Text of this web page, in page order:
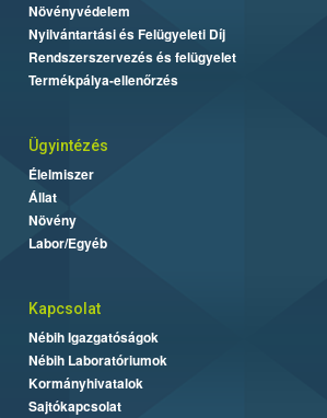
Növényvédelem
Nyilvántartási és Felügyeleti Díj
Rendszerszervezés és felügyelet
Termékpálya-ellenőrzés
Ügyintézés
Élelmiszer
Állat
Növény
Labor/Egyéb
Kapcsolat
Nébih Igazgatóságok
Nébih Laboratóriumok
Kormányhivatalok
Sajtókapcsolat